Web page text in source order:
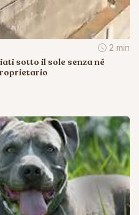
2 min
sotto il sole senza né